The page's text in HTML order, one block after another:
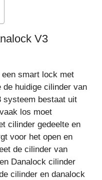
V3
smart lock met
huidige cilinder van
systeem bestaat uit
los moet
cilinder gedeelte en
voor het open en
de cilinder van
Danalock cilinder
cilinder en danalock